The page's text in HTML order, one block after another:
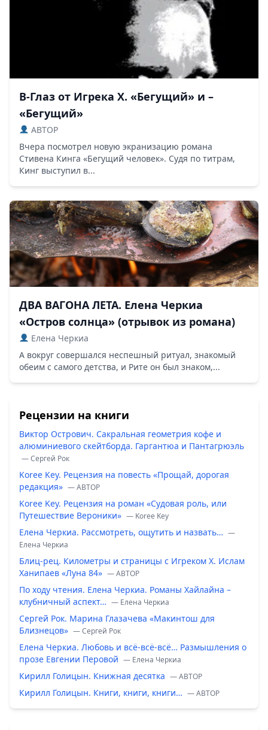
В-Глаз от Игрека Х. «Бегущий» и –
«Бегущий»
ABTOP
Вчера посмотрел новую экранизацию романа
Стивена Кинга «Бегущий человек». Судя по титрам,
Кинг выступил в...
ДВА ВАГОНА ЛЕТА. Елена Черкиа
«Остров солнца» (отрывок из романа)
Елена Черкиа
А вокруг совершался неспешный ритуал, знакомый
обеим с самого детства, и Рите он был знаком,...
Рецензии на книги
Виктор Острович. Сакральная геометрия кофе и
алюминиевого скейтборда. Гаргантюа и Пантагрюэль
— Сергей Рок
Koree Key. Рецензия на повесть «Прощай, дорогая
редакция» — ABTOP
Koree Key. Рецензия на роман «Судовая роль, или
Путешествие Вероники» — Koree Key
Елена Черкиа. Рассмотреть, ощутить и назвать… —
Елена Черкиа
Блиц-рец. Километры и страницы с Игреком Х. Ислам
Ханипаев «Луна 84» — ABTOP
По ходу чтения. Елена Черкиа. Романы Хайлайна –
клубничный аспект… — Елена Черкиа
Сергей Рок. Марина Глазачева «Макинтош для
Близнецов» — Сергей Рок
Елена Черкиа. Любовь и всё-всё-всё… Размышления о
прозе Евгении Перовой — Елена Черкиа
Кирилл Голицын. Книжная десятка — ABTOP
Кирилл Голицын. Книги, книги, книги… — ABTOP